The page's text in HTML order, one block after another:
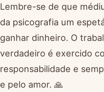
Lembre-se de que
da psicografia um
ganhar dinheiro. O
verdadeiro é exercido
responsabilidade e
e pelo amor. 🙏